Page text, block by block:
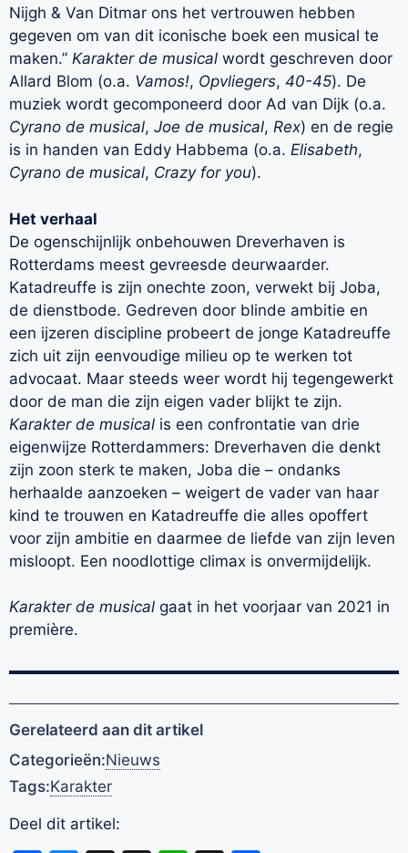
Nijgh & Van Ditmar ons het vertrouwen hebben
gegeven om van dit iconische boek een musical te
maken.” Karakter de musical wordt geschreven door
Allard Blom (o.a. Vamos!, Opvliegers, 40-45). De
muziek wordt gecomponeerd door Ad van Dijk (o.a.
Cyrano de musical, Joe de musical, Rex) en de regie
is in handen van Eddy Habbema (o.a. Elisabeth,
Cyrano de musical, Crazy for you).
Het verhaal
De ogenschijnlijk onbehouwen Dreverhaven is
Rotterdams meest gevreesde deurwaarder.
Katadreuffe is zijn onechte zoon, verwekt bij Joba,
de dienstbode. Gedreven door blinde ambitie en
een ijzeren discipline probeert de jonge Katadreuffe
zich uit zijn eenvoudige milieu op te werken tot
advocaat. Maar steeds weer wordt hij tegengewerkt
door de man die zijn eigen vader blijkt te zijn.
Karakter de musical is een confrontatie van drie
eigenwijze Rotterdammers: Dreverhaven die denkt
zijn zoon sterk te maken, Joba die – ondanks
herhaalde aanzoeken – weigert de vader van haar
kind te trouwen en Katadreuffe die alles opoffert
voor zijn ambitie en daarmee de liefde van zijn leven
misloopt. Een noodlottige climax is onvermijdelijk.
Karakter de musical gaat in het voorjaar van 2021 in
première.
Gerelateerd aan dit artikel
Categorieën:Nieuws
Tags:Karakter
Deel dit artikel: